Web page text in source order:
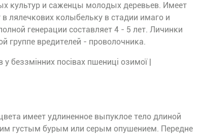
культур и саженцы молодых деревьев. Имеет
лялечкових колыбельку в стадии имаго и
генерации составляет 4 - 5 лет. Личинки
группе вредителей - проволочника.
имеет удлиненное выпуклое тело длиной
густым бурым или серым опушением. Передне